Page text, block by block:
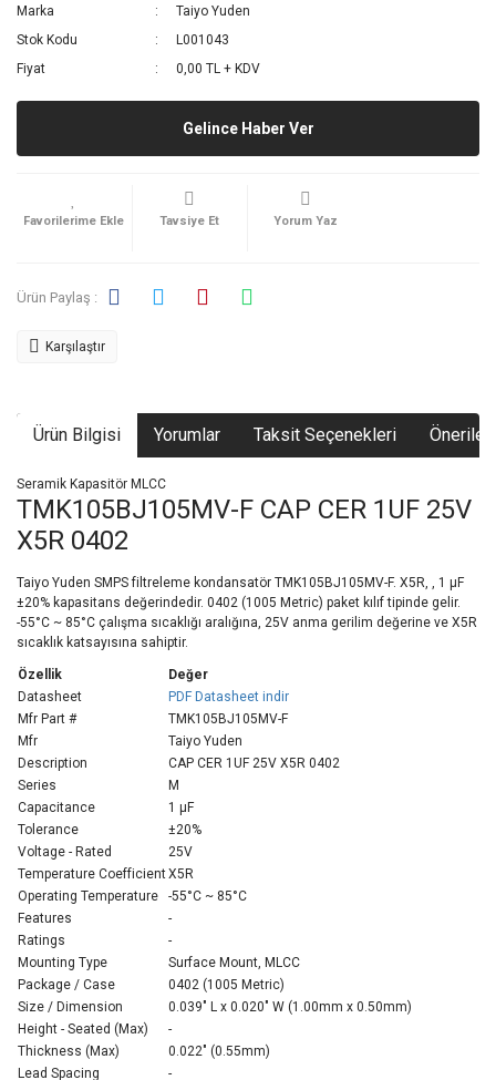
Marka
Taiyo Yuden
Stok Kodu
L001043
Fiyat
0,00 TL + KDV
Gelince Haber Ver
Tavsiye Et Yorum Yaz
Ürün Paylaş :
Karşılaştır
Ürün Bilgisi Yorumlar Taksit Seçenekleri
Seramik Kapasitör MLCC
TMK105BJ105MV-F CAP CER 1UF 25V
X5R 0402
Taiyo Yuden SMPS filtreleme kondansatör TMK105BJ105MV-F. X5R, , 1 µF
±20% kapasitans değerindedir. 0402 (1005 Metric) paket kılıf tipinde gelir.
-55°C ~ 85°C çalışma sıcaklığı aralığına, 25V anma gerilim değerine ve X5R
sıcaklık katsayısına sahiptir.
Özellik
Değer
Datasheet
PDF Datasheet indir
Mfr Part #
TMK105BJ105MV-F
Mfr
Taiyo Yuden
Description
CAP CER 1UF 25V X5R 0402
Series
M
Capacitance
1 µF
Tolerance
±20%
Voltage - Rated
25V
Temperature CoefficientX5R
Operating Temperature
-55°C ~ 85°C
Features
-
Ratings
-
Mounting Type
Surface Mount, MLCC
Package / Case
0402 (1005 Metric)
Size / Dimension
0.039" L x 0.020" W (1.00mm x 0.50mm)
Height - Seated (Max)
-
Thickness (Max)
0.022" (0.55mm)
Lead Spacing
-